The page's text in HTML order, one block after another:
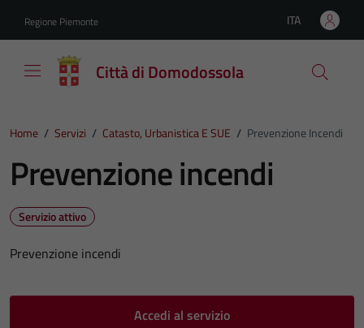
Regione Piemonte Lingua attiva:
ITA
Città di Domodossola
Home / Servizi / Catasto, Urbanistica E SUE / Prevenzione Incendi
Prevenzione incendi
Servizio attivo
Prevenzione incendi
Accedi al servizio